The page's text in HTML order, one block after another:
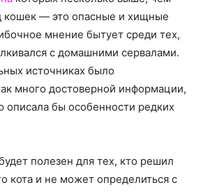
все
кошек — это опасные и хищные
мнение бытует среди тех,
с домашними сервалами.
источниках было
много достоверной информации,
описала бы особенности редких
полезен для тех, кто решил
кота и не может определиться с